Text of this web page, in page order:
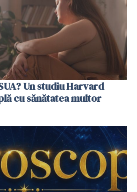
Un studiu Harvard
cu sănătatea multor